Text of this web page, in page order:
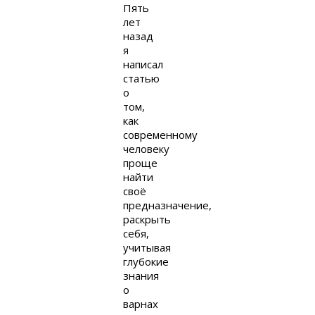
Пять
лет
назад
я
написал
статью
о
том,
как
современному
человеку
проще
найти
своё
предназначение,
раскрыть
себя,
учитывая
глубокие
знания
о
варнах